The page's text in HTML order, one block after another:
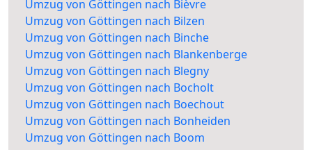
Umzug von Göttingen nach Bièvre
Umzug von Göttingen nach Bilzen
Umzug von Göttingen nach Binche
Umzug von Göttingen nach Blankenberge
Umzug von Göttingen nach Blegny
Umzug von Göttingen nach Bocholt
Umzug von Göttingen nach Boechout
Umzug von Göttingen nach Bonheiden
Umzug von Göttingen nach Boom